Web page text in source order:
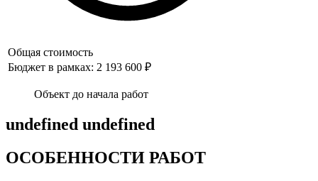
Общая стоимость
Бюджет в рамках: 2 193 600 ₽
Объект до начала работ
undefined undefined
ОСОБЕННОСТИ РАБОТ